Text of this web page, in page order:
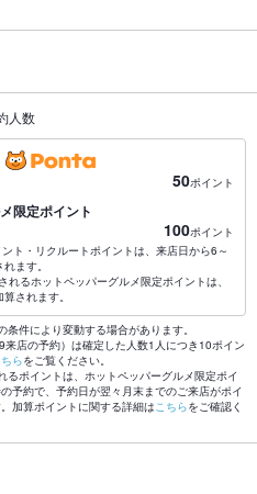
人数
50ポイント
限定ポイント
100ポイント
ト・リクルートポイントは、来店日から6～
ます。
れるホットペッパーグルメ限定ポイントは、
されます。
件により変動する場合があります。
店の予約）は確定した人数1人につき10ポイン
らをご覧ください。
るポイントは、ホットペッパーグルメ限定ポイ
予約で、予約日が翌々月末までのご来店がポイ
加算ポイントに関する詳細はこちらをご確認く